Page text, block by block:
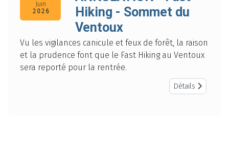
Juin
2026
Hiking - Sommet du
Ventoux
Vu les vigilances canicule et feux de forêt, la raison
et la prudence font que le Fast Hiking au Ventoux
sera reporté pour la rentrée.
Détails